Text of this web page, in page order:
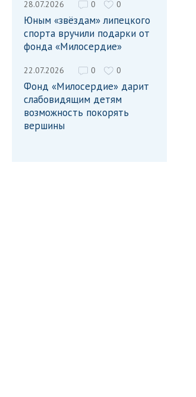
28.07.2026 0 0
Юным «звёздам» липецкого
спорта вручили подарки от
фонда «Милосердие»
22.07.2026 0 0
Фонд «Милосердие» дарит
слабовидящим детям
возможность покорять
вершины